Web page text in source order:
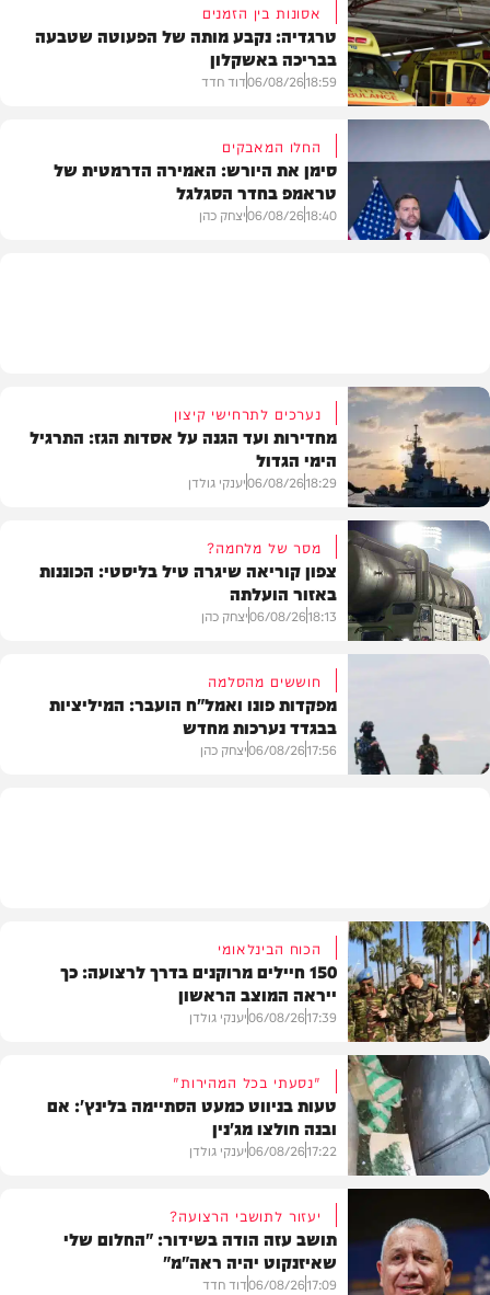
רכב
בארץ
אסונות בין הזמנים
טרגדיה: נקבע מותה של הפעוטה שטבעה
בבריכה באשקלון
18:59
06/08/26דוד חדד
החלו המאבקים
סימן את היורש: האמירה הדרמטית של
טראמפ בחדר הסגלגל
18:40
06/08/26יצחק כהן
צבא וביטחון
נערכים לתרחישי קיצון
מחדירות ועד הגנה על אסדות הגז: התרגיל
הימי הגדול
18:29
06/08/26יענקי גולדן
מסר של מלחמה?
צפון קוריאה שיגרה טיל בליסטי: הכוננות
באזור הועלתה
18:13
06/08/26יצחק כהן
חוששים מהסלמה
מפקדות פונו ואמל"ח הועבר: המיליציות
בבגדד נערכות מחדש
17:56
06/08/26יצחק כהן
צבא וביטחון
הכוח הבינלאומי
150 חיילים מרוקנים בדרך לרצועה: כך
ייראה המוצב הראשון
17:39
06/08/26יענקי גולדן
צבא וביטחון
"נסעתי בכל המהירות"
טעות בניווט כמעט הסתיימה בלינץ': אם
ובנה חולצו מג'נין
17:22
06/08/26יענקי גולדן
יעזור לתושבי הרצועה?
תושב עזה הודה בשידור: "החלום שלי
שאיזנקוט יהיה ראה"מ"
17:09
06/08/26דוד חדד